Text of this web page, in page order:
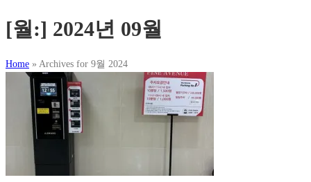
[월:] 2024년 09월
Home » Archives for 9월 2024